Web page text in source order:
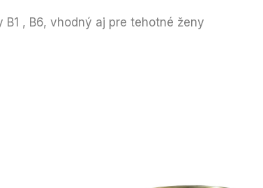
, B6, vhodný aj pre tehotné ženy